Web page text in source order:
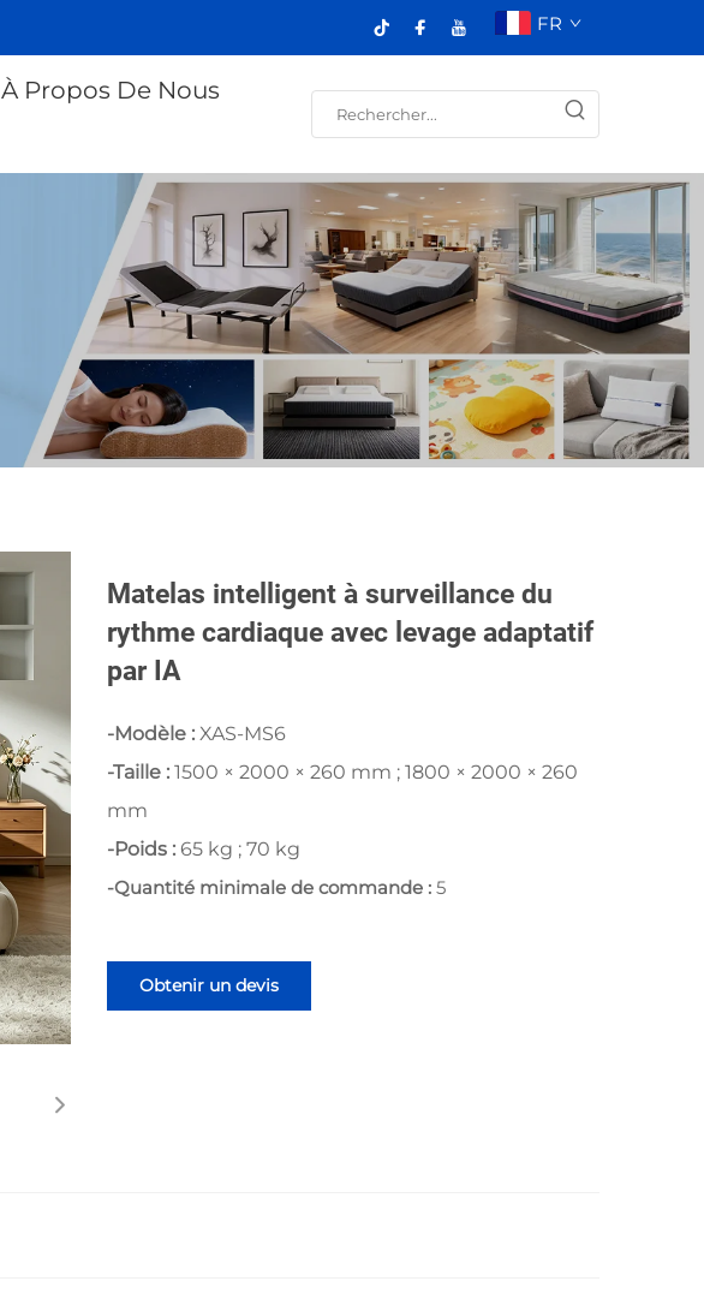
FR
À Propos De Nous
Matelas intelligent à surveillance du
rythme cardiaque avec levage adaptatif
par IA
-Modèle : XAS-MS6
-Taille : 1500 × 2000 × 260 mm ; 1800 × 2000 × 260
mm
-Poids : 65 kg ; 70 kg
-Quantité minimale de commande : 5
Obtenir un devis